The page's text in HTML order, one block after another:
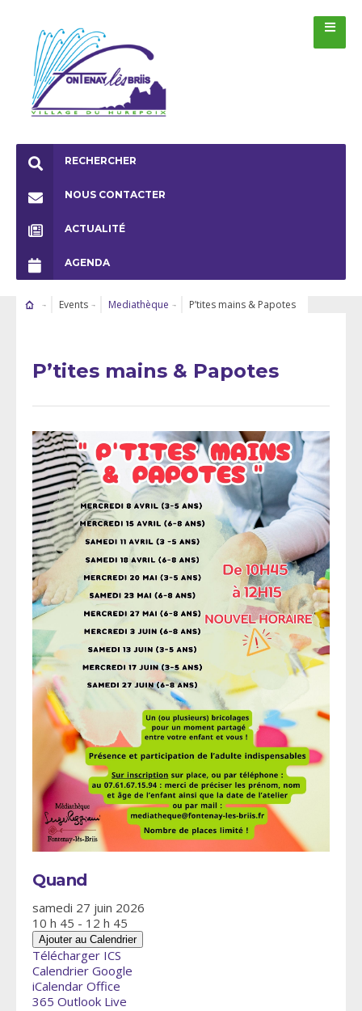
RECHERCHER
NOUS CONTACTER
ACTUALITÉ
AGENDA
Events Mediathèque P’tites mains & Papotes
P’tites mains & Papotes
Quand
samedi 27 juin 2026
10 h 45 - 12 h 45
Ajouter au Calendrier
Télécharger ICS
Calendrier Google
iCalendar Office
365 Outlook Live